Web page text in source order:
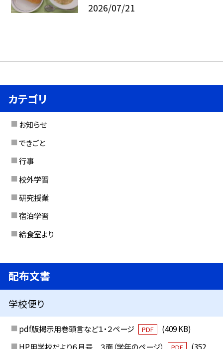
2026/07/21
カテゴリ
お知らせ
できごと
行事
校外学習
研究授業
宿泊学習
給食室より
配布文書
学校便り
pdf版掲示用巻頭言など１・２ページ PDF
(409 KB)
HP用学校だより６月号 ３面（学年のページ）
(352